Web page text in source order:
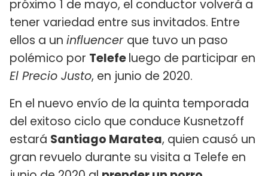
próximo 1 de mayo, el conductor volverá a
tener variedad entre sus invitados. Entre
ellos a un influencer que tuvo un paso
polémico por Telefeluego de participar en
El Precio Justo, en junio de 2020.
En el nuevo envío de la quinta temporada
del exitoso ciclo que conduce Kusnetzoff
estará Santiago Maratea, quien causó un
gran revuelo durante su visita a Telefe en